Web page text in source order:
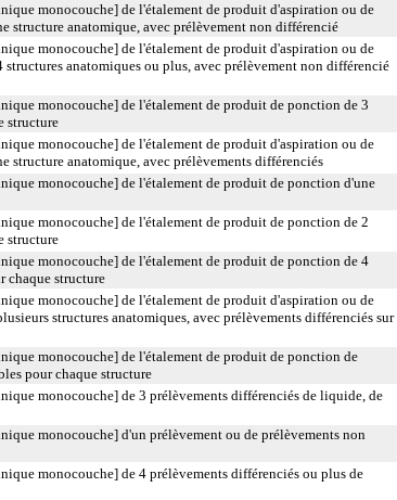
monocouche] de l'étalement de produit d'aspiration ou de
structure anatomique, avec prélèvement non différencié
monocouche] de l'étalement de produit d'aspiration ou de
anatomiques ou plus, avec prélèvement non différencié
monocouche] de l'étalement de produit de ponction de 3
structure
monocouche] de l'étalement de produit d'aspiration ou de
structure anatomique, avec prélèvements différenciés
monocouche] de l'étalement de produit de ponction d'une
monocouche] de l'étalement de produit de ponction de 2
structure
monocouche] de l'étalement de produit de ponction de 4
chaque structure
monocouche] de l'étalement de produit d'aspiration ou de
structures anatomiques, avec prélèvements différenciés sur
monocouche] de l'étalement de produit de ponction de
pour chaque structure
monocouche] de 3 prélèvements différenciés de liquide, de
monocouche] d'un prélèvement ou de prélèvements non
monocouche] de 4 prélèvements différenciés ou plus de